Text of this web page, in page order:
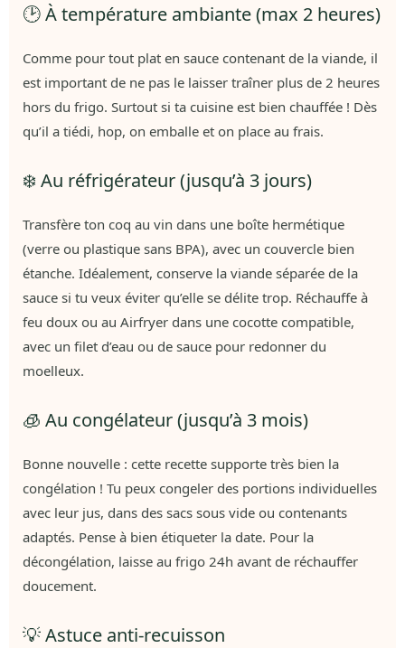
🕑 À température ambiante (max 2 heures)
Comme pour tout plat en sauce contenant de la viande, il
est important de ne pas le laisser traîner plus de 2 heures
hors du frigo. Surtout si ta cuisine est bien chauffée ! Dès
qu’il a tiédi, hop, on emballe et on place au frais.
❄️ Au réfrigérateur (jusqu’à 3 jours)
Transfère ton coq au vin dans une boîte hermétique
(verre ou plastique sans BPA), avec un couvercle bien
étanche. Idéalement, conserve la viande séparée de la
sauce si tu veux éviter qu’elle se délite trop. Réchauffe à
feu doux ou au Airfryer dans une cocotte compatible,
avec un filet d’eau ou de sauce pour redonner du
moelleux.
🧊 Au congélateur (jusqu’à 3 mois)
Bonne nouvelle : cette recette supporte très bien la
congélation ! Tu peux congeler des portions individuelles
avec leur jus, dans des sacs sous vide ou contenants
adaptés. Pense à bien étiqueter la date. Pour la
décongélation, laisse au frigo 24h avant de réchauffer
doucement.
💡 Astuce anti-recuisson